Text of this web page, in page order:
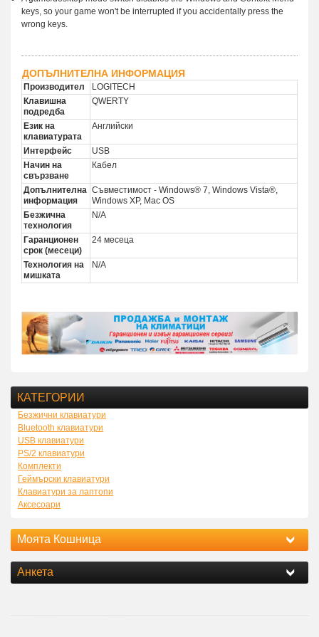
keys, so your game won't be interrupted if you accidentally press the
wrong keys.
ДОПЪЛНИТЕЛНА ИНФОРМАЦИЯ
Производител
LOGITECH
Клавишна
подредба
QWERTY
Език на
клавиатурата
Английски
Интерфейс
USB
Начин на
свързване
Кабел
Допълнителна
информация
Съвместимост - Windows® 7, Windows Vista®,
Windows XP, Mac OS
Безжична
технология
N/A
Гаранционен
срок (месеци)
24 месеца
Технология на
мишката
N/A
КАТЕГОРИИ
Безжични клавиатури
Bluetooth клавиатури
USB клавиатури
PS/2 клавиатури
Комплекти
Геймърски клавиатури
Клавиатури за лаптопи
Аксесоари
Моята Кошница
Анкета